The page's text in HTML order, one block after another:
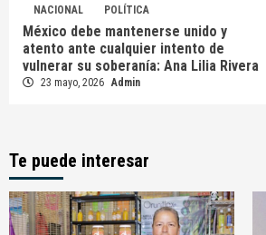
NACIONAL POLÍTICA
México debe mantenerse unido y
atento ante cualquier intento de
vulnerar su soberanía: Ana Lilia Rivera
23 mayo, 2026 Admin
Te puede interesar